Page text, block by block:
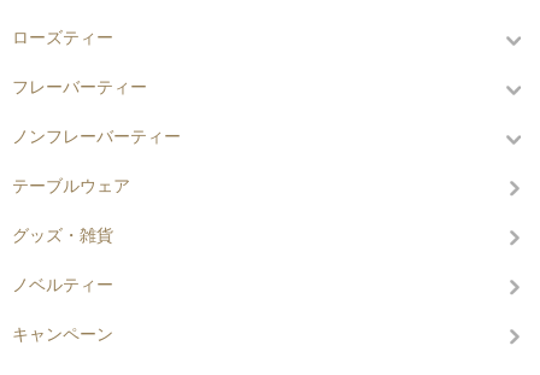
ローズティー
フレーバーティー
ノンフレーバーティー
テーブルウェア
グッズ・雑貨
ノベルティー
キャンペーン